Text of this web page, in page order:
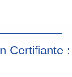
Certifiante :